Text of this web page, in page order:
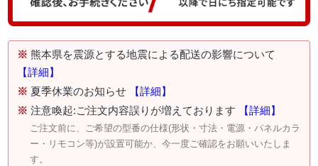
※ 熊本県を震源とする地震による配送の影響について
【詳細】
※ 夏季休業のお知らせ
【詳細】
※ 注意喚起:ご注文内容誤りが増えております 【詳細】
ご注文前に、ご希望の型番の仕様(形状・寸法・電源・パネルカラ
ー・リモコン等)が設置可能か、今一度ご確認をお願いいたしま
す。